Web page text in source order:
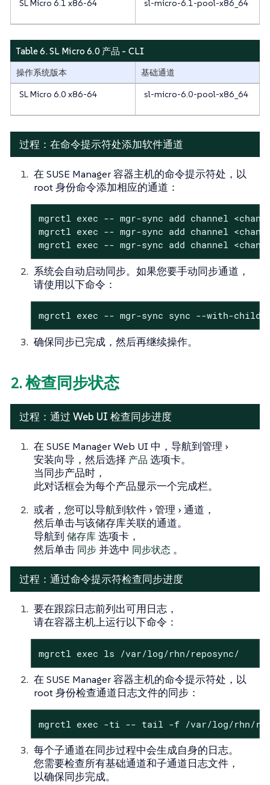
SL Micro 6.1 x86-64 sl-micro-6.1-pool-x86_64
Table 6. SL Micro 6.0 产品 - CLI
操作系统版本
基础通道
SL Micro 6.0 x86-64
sl-micro-6.0-pool-x86_64
过程：在命令提示符处添加软件通道
在 SUSE Manager 容器主机的命令提示符处，以
root 身份命令添加相应的通道：
mgrctl exec -- mgr-sync add channel
mgrctl exec -- mgr-sync add channel
mgrctl exec -- mgr-sync add channel
系统会自动启动同步。如果您要手动同步通道，
请使用以下命令：
mgrctl exec -- mgr-sync sync --with-children
确保同步已完成，然后再继续操作。
2. 检查同步状态
过程：通过 Web UI 检查同步进度
在 SUSE Manager Web UI 中，导航到管理
安装向导 ，然后选择 产品 选项卡。
当同步产品时，
此对话框会为每个产品显示一个完成栏。
或者，您可以导航到软件 管理 通道 ，
然后单击与该储存库关联的通道。
导航到 储存库选项卡，
然后单击 同步 并选中 同步状态 。
过程：通过命令提示符检查同步进度
要在跟踪日志前列出可用日志，
请在容器主机上运行以下命令：
mgrctl exec ls /var/log/rhn/reposync/
在 SUSE Manager 容器主机的命令提示符处，以
root 身份检查通道日志文件的同步：
mgrctl exec -ti -- tail -f /var/log/rhn/
每个子通道在同步过程中会生成自身的日志。
您需要检查所有基础通道和子通道日志文件，
以确保同步完成。